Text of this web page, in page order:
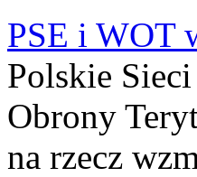
PSE i WOT
Polskie
Obrony
na rzecz